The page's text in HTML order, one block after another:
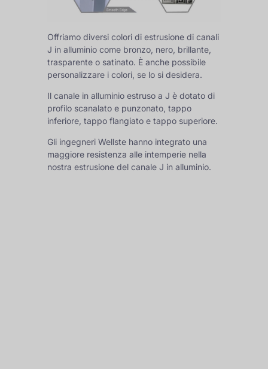
Offriamo diversi colori di estrusione di canali
J in alluminio come bronzo, nero, brillante,
trasparente o satinato. È anche possibile
personalizzare i colori, se lo si desidera.
Il canale in alluminio estruso a J è dotato di
profilo scanalato e punzonato, tappo
inferiore, tappo flangiato e tappo superiore.
Gli ingegneri Wellste hanno integrato una
maggiore resistenza alle intemperie nella
nostra estrusione del canale J in alluminio.